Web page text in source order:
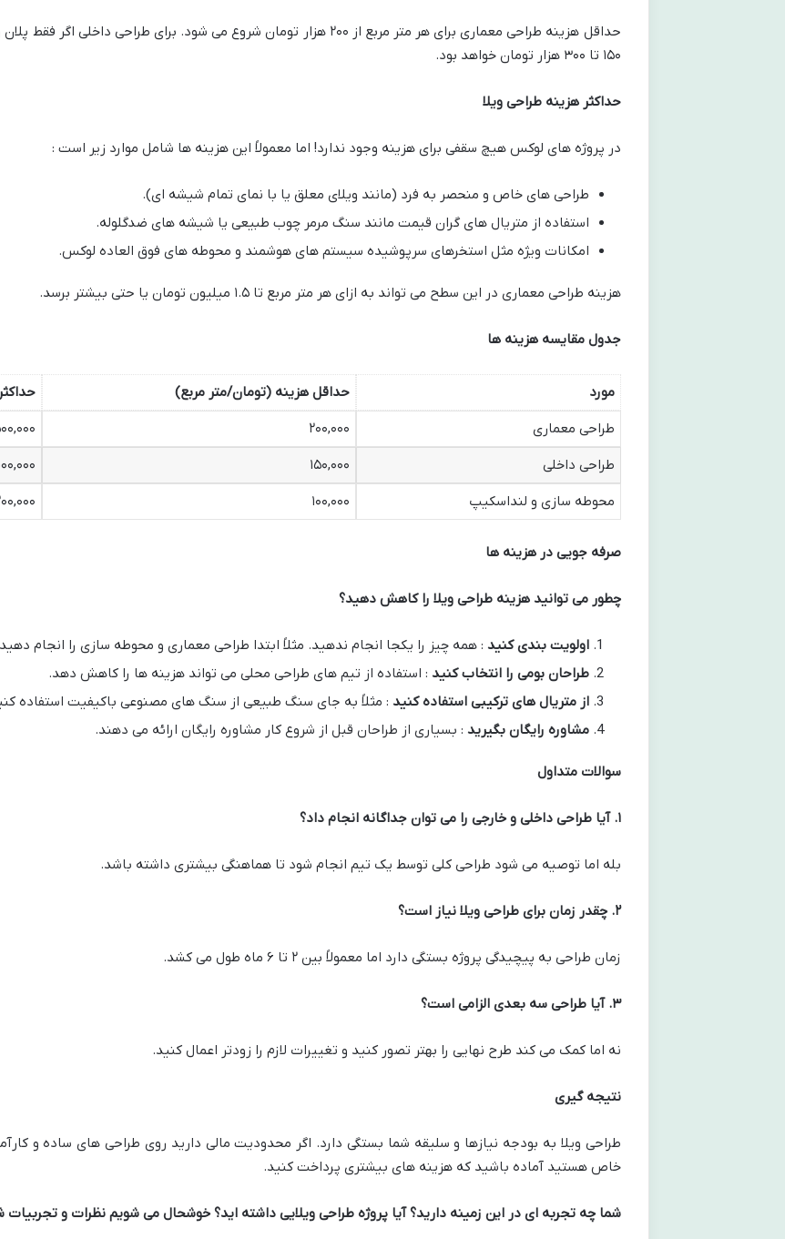
حداقل هزینه طراحی معماری برای هر متر مربع از ۲۰۰ هزار تومان شروع می شود. برای
۱۵۰ تا ۳۰۰ هزار تومان خواهد بود.
حداکثر هزینه طراحی ویلا
در پروژه های لوکس هیچ سقفی برای هزینه وجود ندارد! اما معمولاً این هزینه ها شامل موارد زیر است :
طراحی های خاص و منحصر به فرد (مانند ویلای معلق یا با نمای تمام شیشه ای).
استفاده از متریال های گران قیمت مانند سنگ مرمر چوب طبیعی یا شیشه های ضدگلوله.
امکانات ویژه مثل استخرهای سرپوشیده سیستم های هوشمند و محوطه های فوق العاده لوکس.
هزینه طراحی معماری در این سطح می تواند به ازای هر متر مربع تا ۱.۵ میلیون تومان یا حتی بیشتر برسد.
جدول مقایسه هزینه ها
مورد حداقل هزینه (تومان/متر مربع)
طراحی معماری
۲۰۰,۰۰۰
طراحی داخلی
۱۵۰,۰۰۰
محوطه سازی و لنداسکیپ
۱۰۰,۰۰۰
صرفه جویی در هزینه ها
چطور می توانید هزینه طراحی ویلا را کاهش دهید؟
اولویت بندی کنید : همه چیز را یکجا انجام ندهید. مثلاً ابتدا طراحی معماری و محوطه سازی را انجام
طراحان بومی را انتخاب کنید : استفاده از تیم های طراحی محلی می تواند هزینه ها را کاهش دهد.
از متریال های ترکیبی استفاده کنید : مثلاً به جای سنگ طبیعی از سنگ های مصنوعی باکیفیت استفاده
مشاوره رایگان بگیرید : بسیاری از طراحان قبل از شروع کار مشاوره رایگان ارائه می دهند.
سوالات متداول
۱.آیا طراحی داخلی و خارجی را می توان جداگانه انجام داد؟
بله اما توصیه می شود طراحی کلی توسط یک تیم انجام شود تا هماهنگی بیشتری داشته باشد.
۲.چقدر زمان برای طراحی ویلا نیاز است؟
زمان طراحی به پیچیدگی پروژه بستگی دارد اما معمولاً بین ۲ تا ۶ ماه طول می کشد.
۳.آیا طراحی سه بعدی الزامی است؟
نه اما کمک می کند طرح نهایی را بهتر تصور کنید و تغییرات لازم را زودتر اعمال کنید.
نتیجه گیری
طراحی ویلا به بودجه نیازها و سلیقه شما بستگی دارد. اگر محدودیت مالی دارید روی طراحی های ساده و
خاص هستید آماده باشید که هزینه های بیشتری پرداخت کنید.
شما چه تجربه ای در این زمینه دارید؟ آیا پروژه طراحی ویلایی داشته اید؟ خوشحال می شویم نظرات و